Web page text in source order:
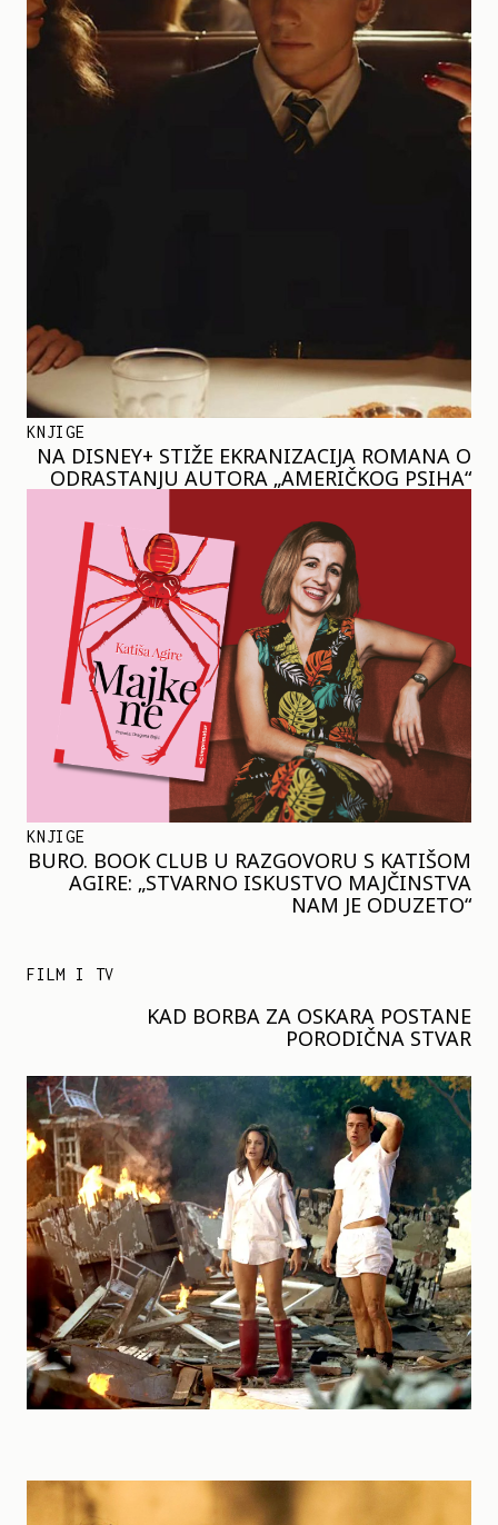
KNJIGE
NA DISNEY+ STIŽE EKRANIZACIJA ROMANA O
ODRASTANJU AUTORA „AMERIČKOG PSIHA“
KNJIGE
BURO. BOOK CLUB U RAZGOVORU S KATIŠOM
AGIRE: „STVARNO ISKUSTVO MAJČINSTVA
NAM JE ODUZETO“
FILM I TV
KAD BORBA ZA OSKARA POSTANE
PORODIČNA STVAR